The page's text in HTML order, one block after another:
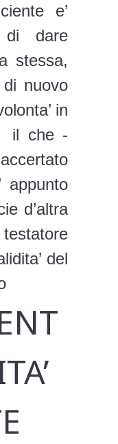
e’
dare
stessa,
nuovo
in
il che -
d’altra
testatore
del